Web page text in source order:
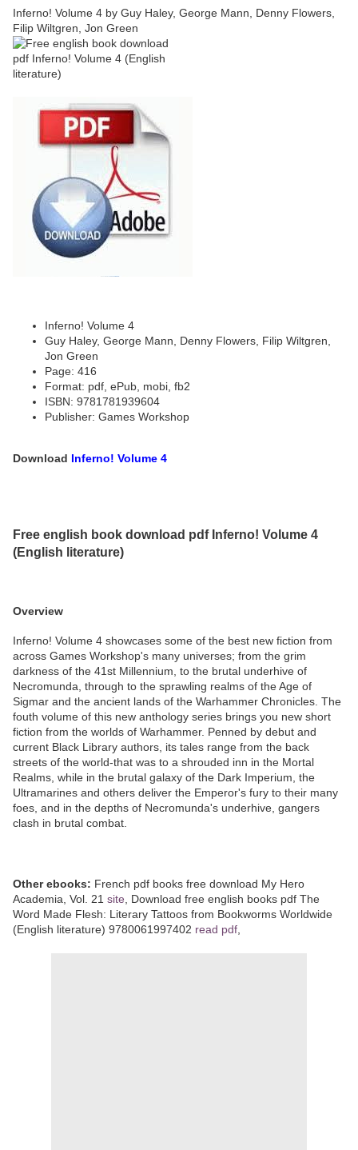
Inferno! Volume 4 by Guy Haley, George Mann, Denny Flowers,
Filip Wiltgren, Jon Green
Inferno! Volume 4
Guy Haley, George Mann, Denny Flowers, Filip Wiltgren,
Jon Green
Page: 416
Format: pdf, ePub, mobi, fb2
ISBN: 9781781939604
Publisher: Games Workshop
Download Inferno! Volume 4
Free english book download pdf Inferno! Volume 4
(English literature)
Overview
Inferno! Volume 4 showcases some of the best new fiction from
across Games Workshop's many universes; from the grim
darkness of the 41st Millennium, to the brutal underhive of
Necromunda, through to the sprawling realms of the Age of
Sigmar and the ancient lands of the Warhammer Chronicles. The
fouth volume of this new anthology series brings you new short
fiction from the worlds of Warhammer. Penned by debut and
current Black Library authors, its tales range from the back
streets of the world-that was to a shrouded inn in the Mortal
Realms, while in the brutal galaxy of the Dark Imperium, the
Ultramarines and others deliver the Emperor's fury to their many
foes, and in the depths of Necromunda's underhive, gangers
clash in brutal combat.
Other ebooks: French pdf books free download My Hero
Academia, Vol. 21 site , Download free english books pdf The
Word Made Flesh: Literary Tattoos from Bookworms Worldwide
(English literature) 9780061997402 read pdf